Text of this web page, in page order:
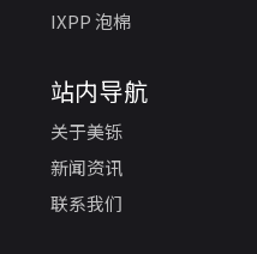
IXPP 泡棉
站内导航
关于美铄
新闻资讯
联系我们